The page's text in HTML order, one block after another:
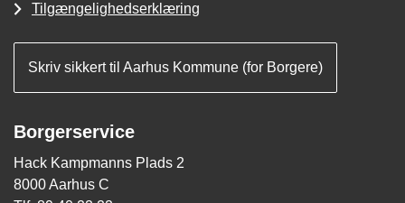
Tilgængelighedserklæring
Skriv sikkert til Aarhus Kommune (for Borgere)
Borgerservice
Hack Kampmanns Plads 2
8000 Aarhus C